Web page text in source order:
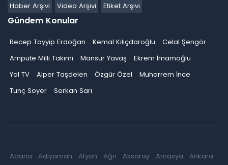
Haber Arşivi
Video Arşivi Etiket Arşivi
Gündem Konular
Recep Tayyip Erdoğan Kemal Kılıçdaroğlu
Celal Şengör
Ampute Milli Takımı
Mansur Yavaş
Ekrem İmamoğlu
Yol TV
Alper Taşdelen Özgür Özel
Muharrem İnce
Tunç Soyer
Serkan Sarı
Adana Adıyaman Afyon Ağrı Aksaray Amasya
Ankara